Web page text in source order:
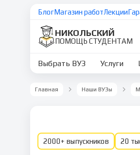
БлогМагазин работЛекции
НИКОЛЬСКИЙ
ПОМОЩЬ СТУДЕНТАМ
Выбрать ВУЗ Услуги
Главная Наши ВУЗы
2000+ выпускников 20